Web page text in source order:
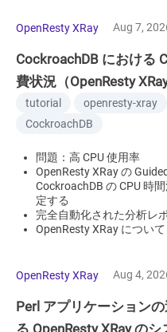
OpenResty XRay Aug 7,
CockroachDB における
費状況（OpenResty
tutorial openresty-xray
CockroachDB
問題：高 CPU 使用率
OpenResty XRay の
CockroachDB の CPU 時
定する
完全自動化された分析レ
OpenResty XRay について
OpenResty XRay Aug 4,
Perl アプリケーション
る OpenResty XRay の